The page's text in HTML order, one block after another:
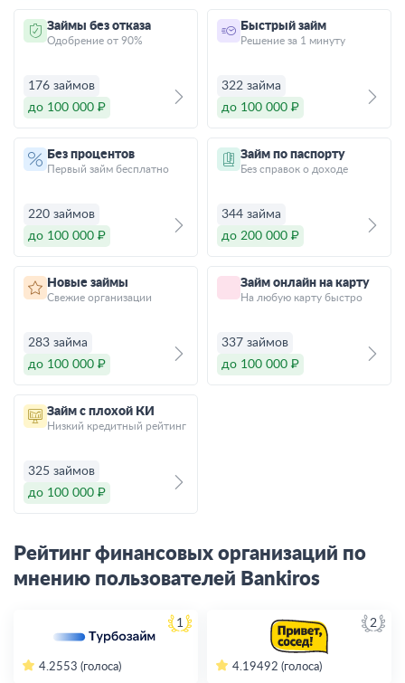
Займы без отказа
Одобрение от 90%
176 займов
до 100 000 ₽
Быстрый займ
Решение за 1 минуту
322 займа
до 100 000 ₽
Без процентов
Первый займ бесплатно
220 займов
до 100 000 ₽
Займ по паспорту
Без справок о доходе
344 займа
до 200 000 ₽
Новые займы
Свежие организации
283 займа
до 100 000 ₽
Займ онлайн на карту
На любую карту быстро
337 займов
до 100 000 ₽
Займ с плохой КИ
Низкий кредитный рейтинг
325 займов
до 100 000 ₽
Рейтинг финансовых организаций по
мнению пользователей Bankiros
1
4.2553 (голоса)
2
4.19492 (голоса)